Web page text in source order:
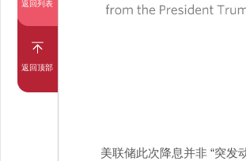
返回列表
返回顶部
美联储此次降息并非 “突发